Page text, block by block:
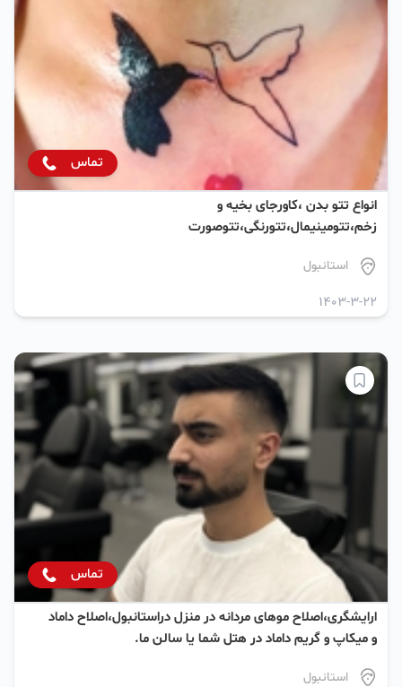
تماس
انواع تتو بدن ،کاورجای بخیه و
زخم،تتومینیمال،تتورنگی،تتوصورت
استانبول
1403-3-22
تماس
ارایشگری،اصلاح موهای ‌مردانه در منزل در‌استانبول،اصلاح داماد
و میکاپ و گریم داماد در هتل شما یا سالن ما.
استانبول